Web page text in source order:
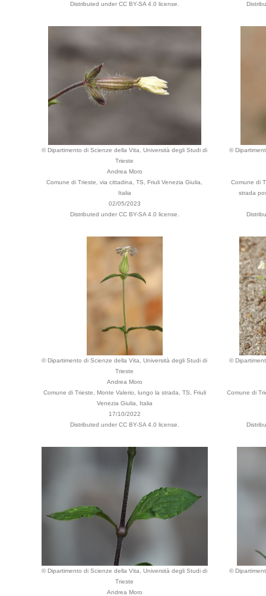
Distributed under CC BY-SA 4.0 license.
© Dipartimento di Scienze della Vita, Università degli Studi di
Trieste
Andrea Moro
Comune di Trieste, via cittadina, TS, Friuli Venezia Giulia,
Italia
02/05/2023
Distributed under CC BY-SA 4.0 license.
©
Comune di
strada
© Dipartimento di Scienze della Vita, Università degli Studi di
Trieste
Andrea Moro
Comune di Trieste, Monte Valerio, lungo la strada, TS, Friuli
Venezia Giulia, Italia
17/10/2022
Distributed under CC BY-SA 4.0 license.
©
Comune di
© Dipartimento di Scienze della Vita, Università degli Studi di
Trieste
Andrea Moro
©